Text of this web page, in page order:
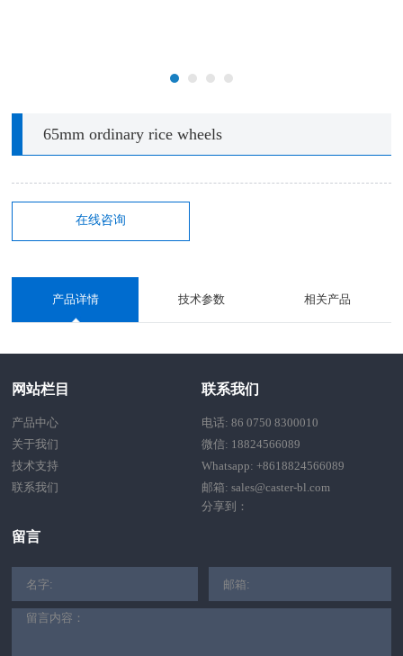
65mm ordinary rice wheels
在线咨询
产品详情 技术参数 相关产品
网站栏目
产品中心
关于我们
技术支持
联系我们
联系我们
电话: 86 0750 8300010
微信: 18824566089
Whatsapp: +8618824566089
邮箱: sales@caster-bl.com
分享到：
留言